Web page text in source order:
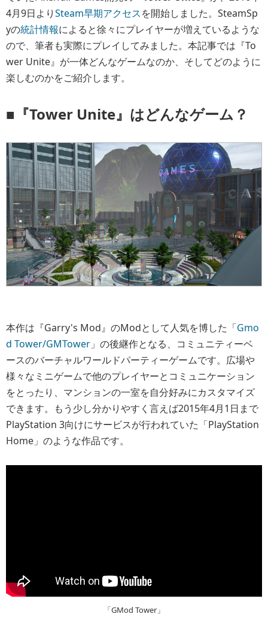
4月9日よりSteam早期アクセスを開始しました。SteamSp
yの統計情報によると徐々にプレイヤーが増えているような
ので、筆者も実際にプレイしてみました。本記事では『To
wer Unite』が一体どんなゲームなのか、そしてどのように
楽しむのかをご紹介します。
■『Tower Unite』はどんなゲーム？
本作は『Garry's Mod』のModとして人気を博した「Gmo
d Tower/GMTower 」の後継作となる、コミュニティーベ
ースのバーチャルワールドパーティーゲームです。広場や
様々なミニゲームで他のプレイヤーとコミュニケーション
をとったり、マンションの一室を自分好みにカスタマイズ
できます。もう少し分かりやすく言えば2015年4月1日まで
PlayStation 3向けにサービスが行われていた「PlayStation
Home」のような作品です。
「GMod Tower」